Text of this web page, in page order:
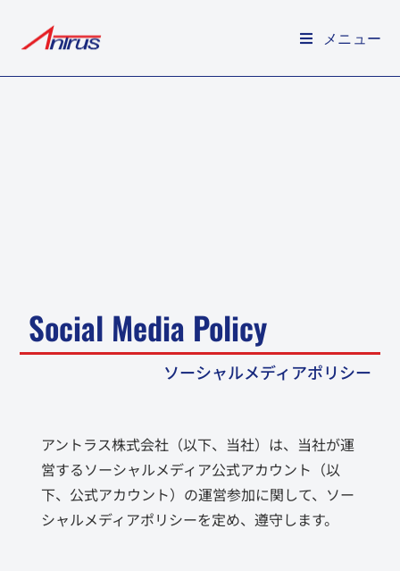
メニュー
Social Media Policy
ソーシャルメディアポリシー
アントラス株式会社（以下、当社）は、当社が運
営するソーシャルメディア公式アカウント（以
下、公式アカウント）の運営参加に関して、ソー
シャルメディアポリシーを定め、遵守します。